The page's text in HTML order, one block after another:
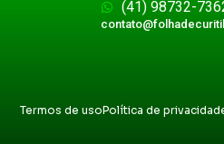
(41) 98732-
Termos de usoPolítica de